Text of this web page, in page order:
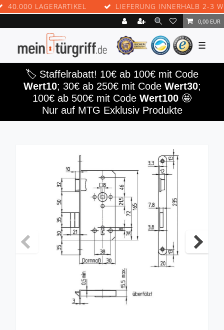
LAGERARTIKEL LIEFERUNG INNERHALB 2-3
0,00 EUR
☰
🏷️ Staffelrabatt! 10€ ab 100€ mit Code
Wert10; 30€ ab 250€ mit Code Wert30;
100€ ab 500€ mit Code Wert100 🤩
Nur auf MTG Exklusiv Produkte